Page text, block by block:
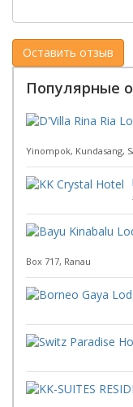
Популярные
Yinompok, Kundasang,
Box 717, Ranau